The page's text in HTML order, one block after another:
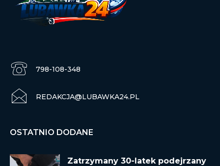
798-108-348
REDAKCJA@LUBAWKA24.PL
OSTATNIO DODANE
Zatrzymany 30-latek podejrzany